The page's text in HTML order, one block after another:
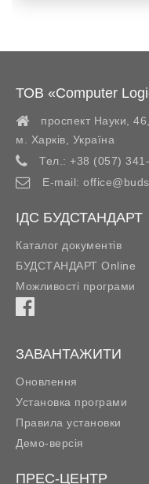
ТОВ «Computer
проспект Науки,
м. Харків
Україна
Тел.: +38 (057)
E-mail:
ІДС БУДСТАНДАРТ
Каталог документів
БУДСТАНДАРТ Online
Можливості програми
ЗАВАНТАЖИТИ
Оновлення
Установка програми
Правила установки
Демо-версія
ПРЕС-ЦЕНТР